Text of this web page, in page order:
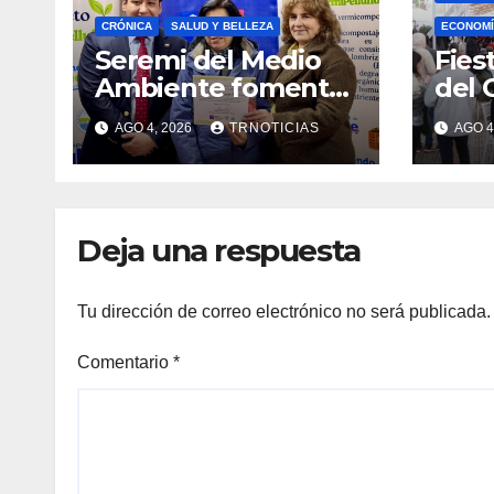
CRÓNICA SALUD Y BELLEZA
Seremi del Medio
Ambiente fomentó
iniciativa de
vermicompostaje
domiciliario en
AGO 4, 2026 TRNOTICIAS
del
AGO
Deja una respuesta
Tu dirección de correo electrónico no será publicada.
Comentario *